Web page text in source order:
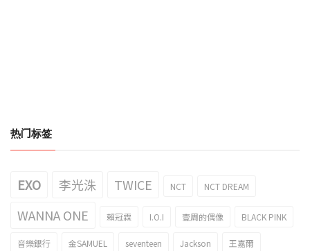
热门标签
EXO 李光洙 TWICE NCT NCT DREAM
WANNA ONE 賴冠霖 I.O.I 壹周的偶像 BLACK PINK
音樂銀行 金SAMUEL seventeen Jackson 王嘉爾